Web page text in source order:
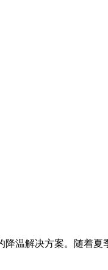
温解决方案。随着